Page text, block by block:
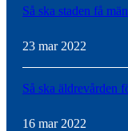
Så ska staden få
23 mar 2022
Så ska äldrevården
16 mar 2022